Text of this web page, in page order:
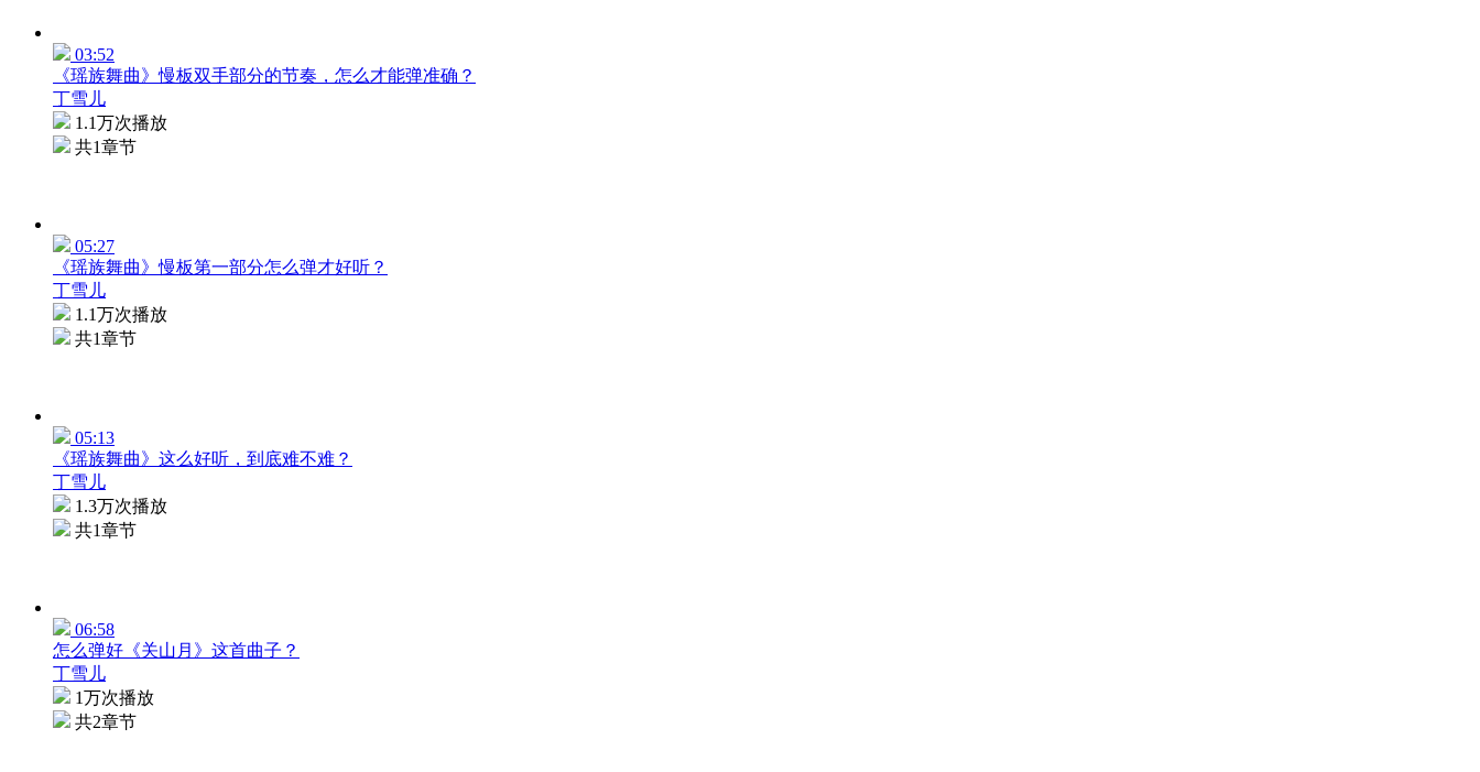
03:52
《瑶族舞曲》慢板双手部分的节奏，怎么才能弹准确？
丁雪儿
1.1万次播放
共1章节
05:27
《瑶族舞曲》慢板第一部分怎么弹才好听？
丁雪儿
1.1万次播放
共1章节
05:13
《瑶族舞曲》这么好听，到底难不难？
丁雪儿
1.3万次播放
共1章节
06:58
怎么弹好《关山月》这首曲子？
丁雪儿
1万次播放
共2章节